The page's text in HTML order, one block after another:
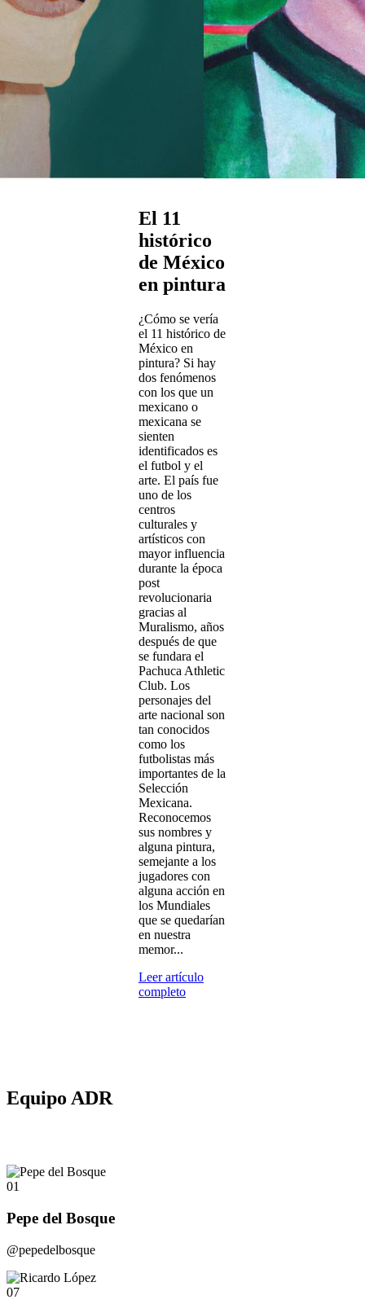
El 11
histórico
de México
en pintura
¿Cómo se vería
el 11 histórico de
México en
pintura? Si hay
dos fenómenos
con los que un
mexicano o
mexicana se
sienten
identificados es
el futbol y el
arte. El país fue
uno de los
centros
culturales y
artísticos con
mayor influencia
durante la época
post
revolucionaria
gracias al
Muralismo, años
después de que
se fundara el
Pachuca Athletic
Club. Los
personajes del
arte nacional son
tan conocidos
como los
futbolistas más
importantes de la
Selección
Mexicana.
Reconocemos
sus nombres y
alguna pintura,
semejante a los
jugadores con
alguna acción en
los Mundiales
que se quedarían
en nuestra
memor...
Leer artículo
completo
Equipo ADR
01
Pepe del Bosque
@pepedelbosque
07